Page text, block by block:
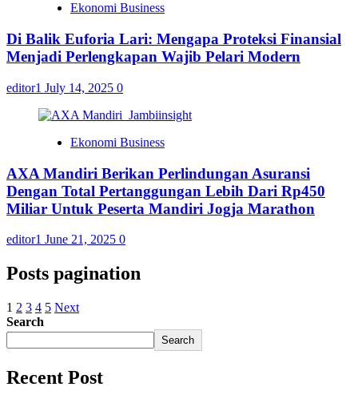
Ekonomi Business
Di Balik Euforia Lari: Mengapa Proteksi Finansial
Menjadi Perlengkapan Wajib Pelari Modern
editor1 July 14, 2025 0
Ekonomi Business
AXA Mandiri Berikan Perlindungan Asuransi
Dengan Total Pertanggungan Lebih Dari Rp450
Miliar Untuk Peserta Mandiri Jogja Marathon
editor1 June 21, 2025 0
Posts pagination
1 2 3 4 5 Next
Search
Search
Recent Post